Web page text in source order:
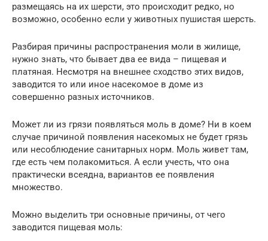
размещаясь на их шерсти, это происходит редко, но
возможно, особенно если у животных пушистая шерсть.
Разбирая причины распространения моли в жилище,
нужно знать, что бывает два ее вида – пищевая и
платяная. Несмотря на внешнее сходство этих видов,
заводится то или иное насекомое в доме из
совершенно разных источников.
Может ли из грязи появляться моль в доме? Ни в коем
случае причиной появления насекомых не будет грязь
или несоблюдение санитарных норм. Моль живет там,
где есть чем полакомиться. А если учесть, что она
практически всеядна, вариантов ее появления
множество.
Можно выделить три основные причины, от чего
заводится пищевая моль: